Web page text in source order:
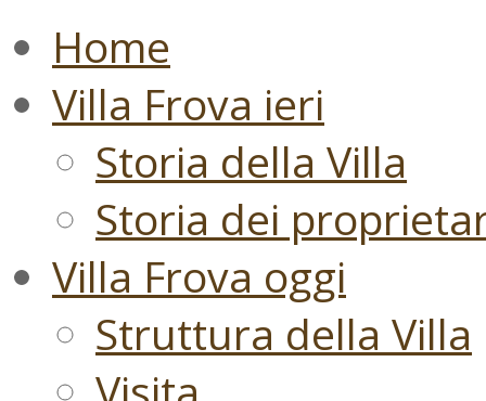
Home
Villa Frova ieri
Storia della Villa
Storia dei
Villa Frova oggi
Struttura della Villa